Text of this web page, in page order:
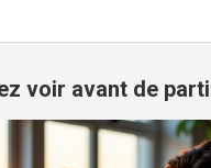
voir avant de